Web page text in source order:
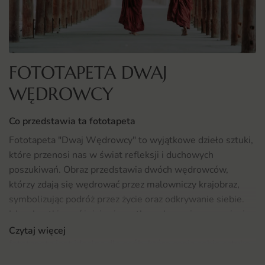
FOTOTAPETA DWAJ
WĘDROWCY
Co przedstawia ta fototapeta
Fototapeta "Dwaj Wędrowcy" to wyjątkowe dzieło sztuki,
które przenosi nas w świat refleksji i duchowych
poszukiwań. Obraz przedstawia dwóch wędrowców,
którzy zdają się wędrować przez malowniczy krajobraz,
symbolizując podróż przez życie oraz odkrywanie siebie.
co nadaje całości głębi i metaforycznego znaczenia. Ta
Czytaj więcej